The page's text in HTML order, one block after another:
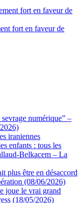
fort en faveur de
numérique” –
iraniennes
enfants : tous les
Belkacem – La
plus être en désaccord
(08/06/2026)
joue le vrai grand
(18/05/2026)